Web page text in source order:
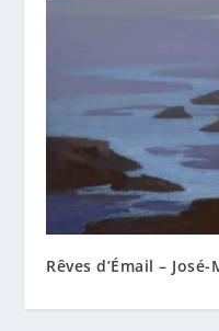
Rêves d’Émail –